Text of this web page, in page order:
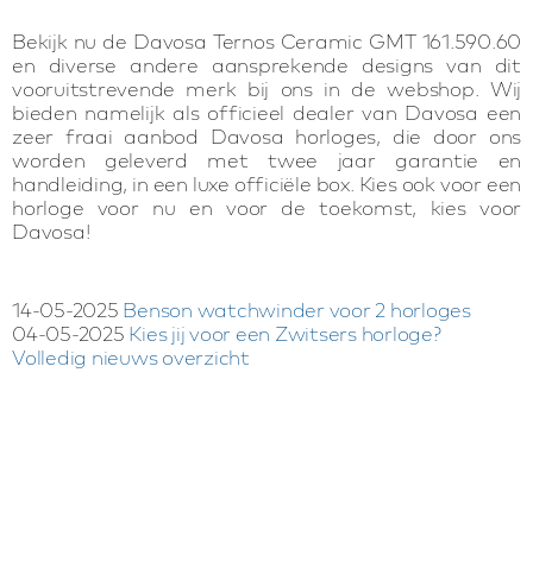
Bekijk nu de Davosa Ternos Ceramic GMT 161.590.60
en diverse andere aansprekende designs van dit
vooruitstrevende merk bij ons in de webshop. Wij
bieden namelijk als officieel dealer van Davosa een
zeer fraai aanbod Davosa horloges, die door ons
worden geleverd met twee jaar garantie en
handleiding, in een luxe officiële box. Kies ook voor een
horloge voor nu en voor de toekomst, kies voor
Davosa!
14-05-2025 Benson watchwinder voor 2 horloges
04-05-2025 Kies jij voor een Zwitsers horloge?
Volledig nieuws overzicht